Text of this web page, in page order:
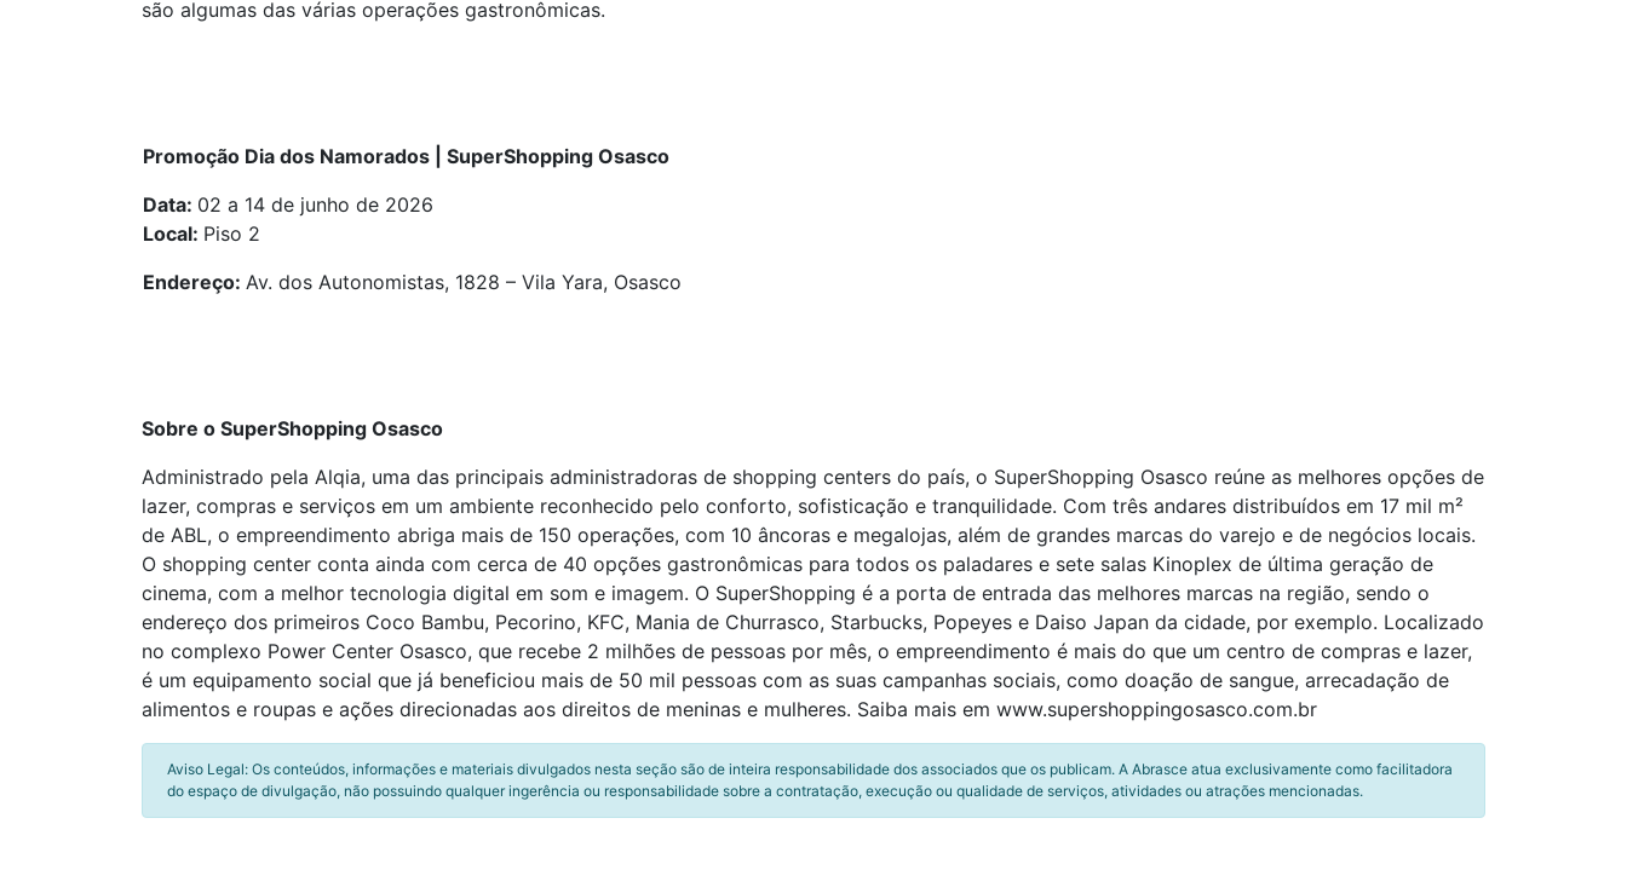
são algumas das várias operações gastronômicas.
Promoção Dia dos Namorados | SuperShopping Osasco
Data: 02 a 14 de junho de 2026
Local: Piso 2
Endereço: Av. dos Autonomistas, 1828 – Vila Yara, Osasco
Sobre o SuperShopping Osasco
Administrado pela Alqia, uma das principais administradoras de shopping centers do país, o SuperShopping Osasco reúne as melhores opções de
lazer, compras e serviços em um ambiente reconhecido pelo conforto, sofisticação e tranquilidade. Com três andares distribuídos em 17 mil m²
de ABL, o empreendimento abriga mais de 150 operações, com 10 âncoras e megalojas, além de grandes marcas do varejo e de negócios locais.
O shopping center conta ainda com cerca de 40 opções gastronômicas para todos os paladares e sete salas Kinoplex de última geração de
cinema, com a melhor tecnologia digital em som e imagem. O SuperShopping é a porta de entrada das melhores marcas na região, sendo o
endereço dos primeiros Coco Bambu, Pecorino, KFC, Mania de Churrasco, Starbucks, Popeyes e Daiso Japan da cidade, por exemplo. Localizado
no complexo Power Center Osasco, que recebe 2 milhões de pessoas por mês, o empreendimento é mais do que um centro de compras e lazer,
é um equipamento social que já beneficiou mais de 50 mil pessoas com as suas campanhas sociais, como doação de sangue, arrecadação de
alimentos e roupas e ações direcionadas aos direitos de meninas e mulheres. Saiba mais em www.supershoppingosasco.com.br
Aviso Legal: Os conteúdos, informações e materiais divulgados nesta seção são de inteira responsabilidade dos associados que os publicam. A Abrasce atua exclusivamente como facilitadora
do espaço de divulgação, não possuindo qualquer ingerência ou responsabilidade sobre a contratação, execução ou qualidade de serviços, atividades ou atrações mencionadas.